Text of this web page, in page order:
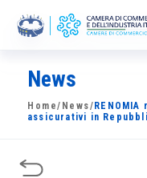
La Camera
News
News
Home/ News/
assicurativi in